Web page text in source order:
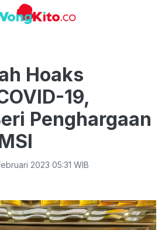
Hoaks
19,
Penghargaan
2023 05:31 WIB